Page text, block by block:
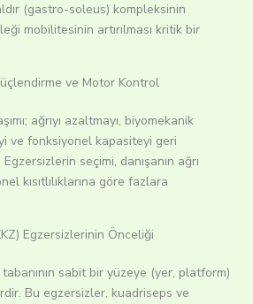
(gastro-soleus) kompleksinin
mobilitesinin artırılması kritik bir
ve Motor Kontrol
ağrıyı azaltmayı, biyomekanik
ve fonksiyonel kapasiteyi geri
seçimi, danışanın ağrı
kısıtlılıklarına göre fazlara
Egzersizlerinin Önceliği
sabit bir yüzeye (yer, platform)
Bu egzersizler, kuadriseps ve